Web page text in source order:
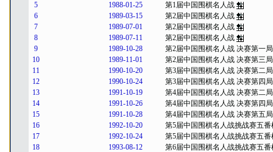
5
1988-01-25
第1届中国围棋名人战
6
1989-03-15
第2届中国围棋名人战
7
1989-07-01
第2届中国围棋名人战
8
1989-07-11
第2届中国围棋名人战
9
1989-10-28
第2届中国围棋名人战 决赛第一局
10
1989-11-01
第2届中国围棋名人战 决赛第三局
11
1990-10-20
第3届中国围棋名人战 决赛第二局
12
1990-10-24
第3届中国围棋名人战 决赛第四局
13
1991-10-19
第4届中国围棋名人战 决赛第二局
14
1991-10-26
第4届中国围棋名人战 决赛第四局
15
1991-10-28
第4届中国围棋名人战 决赛第五局
16
1992-10-20
第5届中国围棋名人战挑战赛五番
17
1992-10-24
第5届中国围棋名人战挑战赛五番
18
1993-08-12
第6届中国围棋名人战挑战赛五番